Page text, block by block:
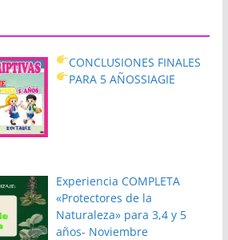
CONCLUSIONES FINALES
PARA 5 AÑOSSIAGIE
Experiencia COMPLETA
«Protectores de la
Naturaleza» para 3,4 y 5
años- Noviembre